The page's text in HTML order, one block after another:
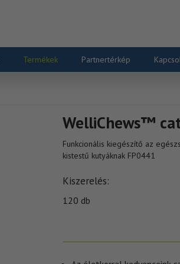
Termékek Partnertérkép
WelliChews™
Funkcionális kiegészítő az
kistestű kutyáknak FP0441
Kiszerelés
120 db